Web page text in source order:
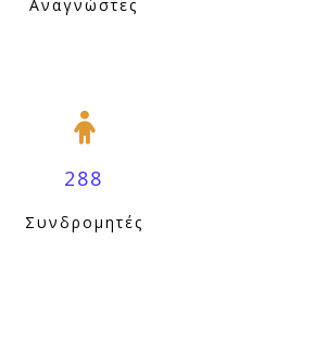
Αναγνώστες
288
Συνδρομητές